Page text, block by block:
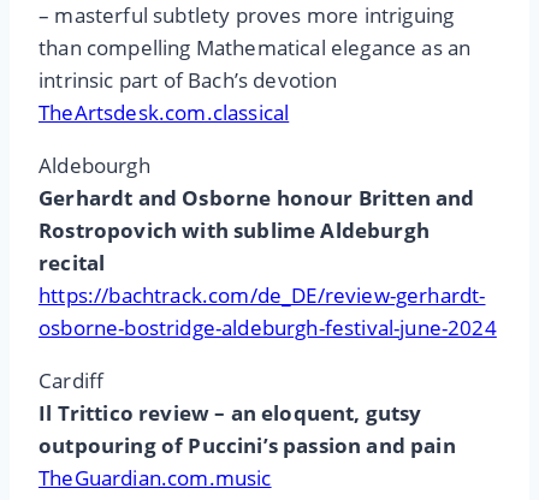
– masterful subtlety proves more intriguing
than compelling Mathematical elegance as an
intrinsic part of Bach’s devotion
TheArtsdesk.com.classical
Aldebourgh
Gerhardt and Osborne honour Britten and
Rostropovich with sublime Aldeburgh
recital
https://bachtrack.com/de_DE/review-gerhardt-
osborne-bostridge-aldeburgh-festival-june-2024
Cardiff
Il Trittico review – an eloquent, gutsy
outpouring of Puccini’s passion and pain
TheGuardian.com.music